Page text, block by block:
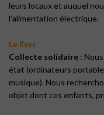
leurs locaux et auquel
l’alimentation électrique.
Le flyer
Collecte solidaire :
état (ordinateurs
musique). Nous
objet dont ces enfants,